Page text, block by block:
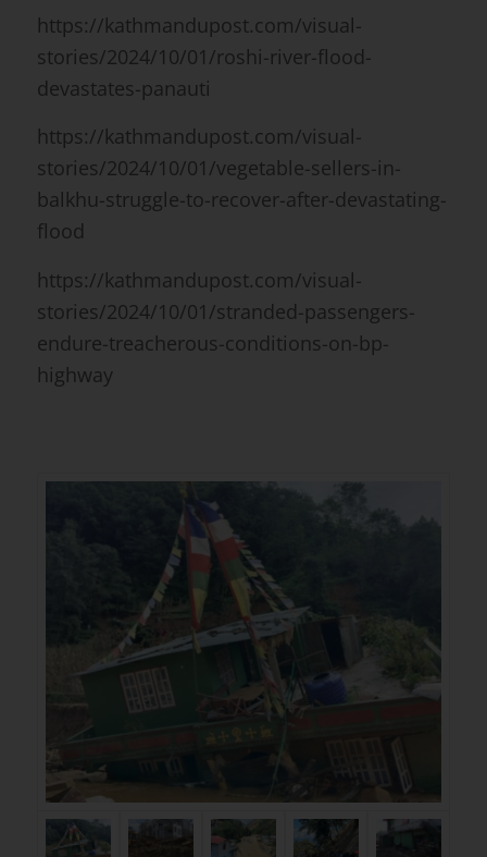
https://kathmandupost.com/visual-
stories/2024/10/01/roshi-river-flood-
devastates-panauti
https://kathmandupost.com/visual-
stories/2024/10/01/vegetable-sellers-in-
balkhu-struggle-to-recover-after-devastating-
flood
https://kathmandupost.com/visual-
stories/2024/10/01/stranded-passengers-
endure-treacherous-conditions-on-bp-
highway